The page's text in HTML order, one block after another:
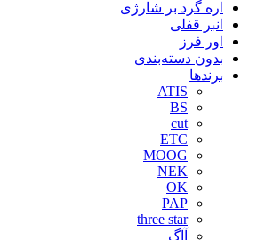
اره گرد بر شارژی
انبر قفلی
اور فرز
بدون دسته‌بندی
برندها
ATIS
BS
cut
ETC
MOOG
NEK
OK
PAP
three star
آاگ